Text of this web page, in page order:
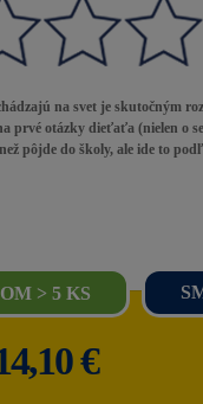
na svet je skutočným
prvé otázky dieťaťa (nielen o
pôjde do školy, ale ide to
> 5 KS
€